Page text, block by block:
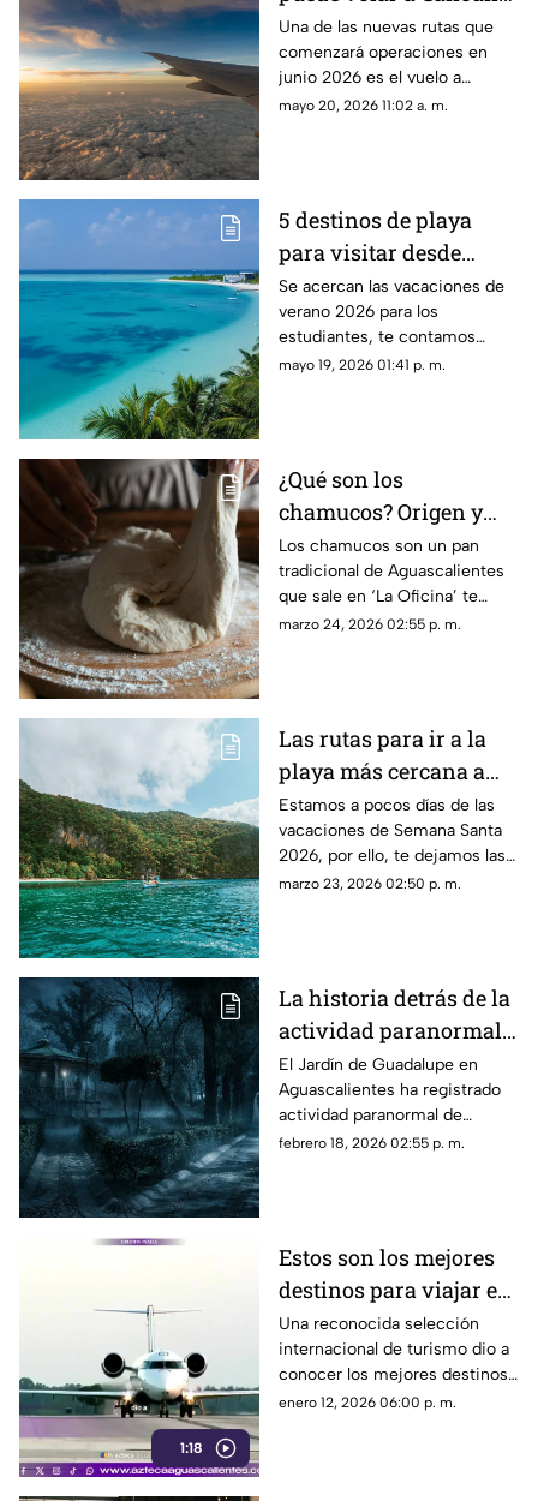
desde el Aeropuerto de
Aguascalientes
Una de las nuevas rutas que
comenzará operaciones en
junio 2026 es el vuelo a
Cancún desde el Aeropuerto
mayo 20, 2026 11:02 a. m.
5 destinos de playa
para visitar desde
Aguascalientes en
vacaciones de verano
2026
Se acercan las vacaciones de
verano 2026 para los
estudiantes, te contamos
enseguida los destinos de
mayo 19, 2026 01:41 p. m.
¿Qué son los
chamucos? Origen y
preparación del
tradicional pan de
Aguascalientes que
sale en ‘La Oficina’
Los chamucos son un pan
tradicional de Aguascalientes
que sale en ‘La Oficina’ te
contamos más sobre el
marzo 24, 2026 02:55 p. m.
Las rutas para ir a la
playa más cercana a
Aguascalientes en
carro y autobús para la
Semana Santa 2026
Estamos a pocos días de las
vacaciones de Semana Santa
2026, por ello, te dejamos las
rutas para ir a la playa más
marzo 23, 2026 02:50 p. m.
La historia detrás de la
actividad paranormal
en el Jardín de
Guadalupe en
Aguascalientes
El Jardín de Guadalupe en
Aguascalientes ha registrado
actividad paranormal de
acuerdo a los usuarios; te
febrero 18, 2026 02:55 p. m.
1:18
Estos son los mejores
destinos para viajar en
2026 y los destinos de
América Latina que
destacan
Una reconocida selección
internacional de turismo dio a
conocer los mejores destinos
para viajar en 2026,
enero 12, 2026 06:00 p. m.